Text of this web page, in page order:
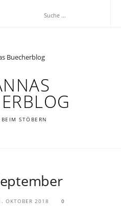
STÖBERN
OKTOBER 2018 0